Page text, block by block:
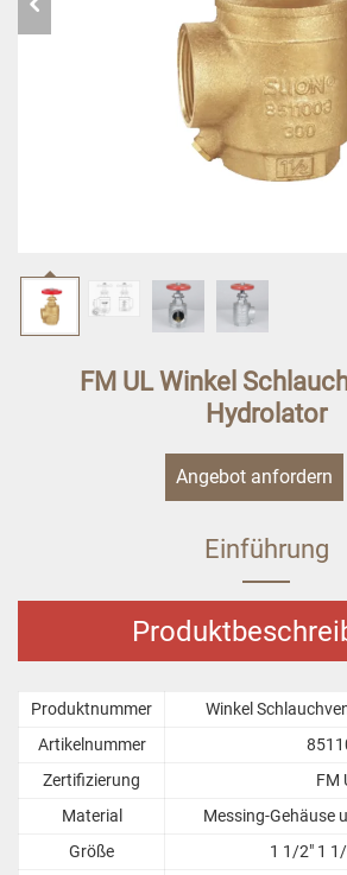
FM UL Winkel
Hydrolator
Angebot anfordern
Einführung
Produktnummer
Winkel
Artikelnummer
Zertifizierung
FM
Material
Messing-Gehäuse
Größe
1 1/2" 1